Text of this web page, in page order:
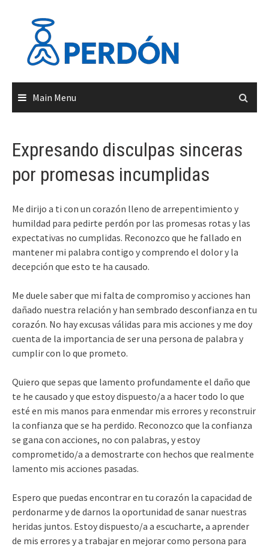
Main Menu
Expresando disculpas sinceras
por promesas incumplidas
Me dirijo a ti con un corazón lleno de arrepentimiento y
humildad para pedirte perdón por las promesas rotas y las
expectativas no cumplidas. Reconozco que he fallado en
mantener mi palabra contigo y comprendo el dolor y la
decepción que esto te ha causado.
Me duele saber que mi falta de compromiso y acciones han
dañado nuestra relación y han sembrado desconfianza en tu
corazón. No hay excusas válidas para mis acciones y me doy
cuenta de la importancia de ser una persona de palabra y
cumplir con lo que prometo.
Quiero que sepas que lamento profundamente el daño que
te he causado y que estoy dispuesto/a a hacer todo lo que
esté en mis manos para enmendar mis errores y reconstruir
la confianza que se ha perdido. Reconozco que la confianza
se gana con acciones, no con palabras, y estoy
comprometido/a a demostrarte con hechos que realmente
lamento mis acciones pasadas.
Espero que puedas encontrar en tu corazón la capacidad de
perdonarme y de darnos la oportunidad de sanar nuestras
heridas juntos. Estoy dispuesto/a a escucharte, a aprender
de mis errores y a trabajar en mejorar como persona para